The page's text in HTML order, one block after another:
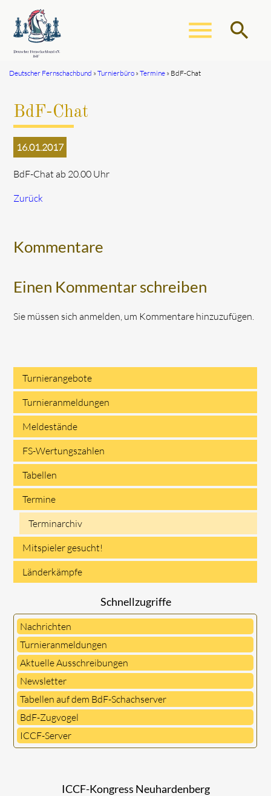
menu search
Deutscher Fernschachbund Turnierbüro Termine BdF-Chat
BdF-Chat
16.01.2017
BdF-Chat ab 20.00 Uhr
Zurück
Kommentare
Einen Kommentar schreiben
Sie müssen sich anmelden, um Kommentare hinzuzufügen.
Navigation
überspringen
Turnierangebote
Turnieranmeldungen
Meldestände
FS-Wertungszahlen
Tabellen
Termine
Terminarchiv
Mitspieler gesucht!
Länderkämpfe
Schnellzugriffe
Nachrichten
Turnieranmeldungen
Aktuelle Ausschreibungen
Newsletter
Tabellen auf dem BdF-Schachserver
BdF-Zugvogel
ICCF-Server
ICCF-Kongress Neuhardenberg